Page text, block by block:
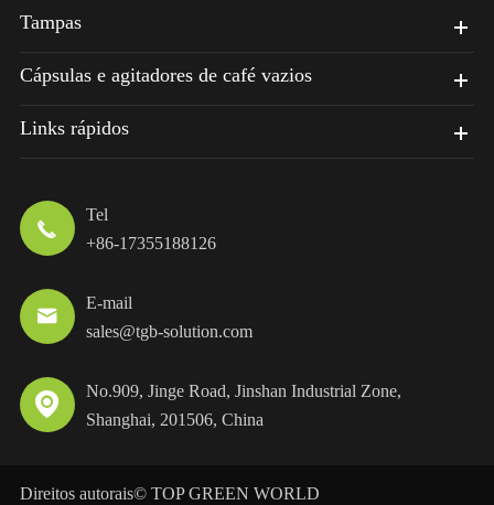
Tampas
Cápsulas e agitadores de café vazios
Links rápidos

Tel
+86-17355188126

E-mail
sales@tgb-solution.com

No.909, Jinge Road, Jinshan Industrial Zone,
Shanghai, 201506, China
Direitos autorais© TOP GREEN WORLD